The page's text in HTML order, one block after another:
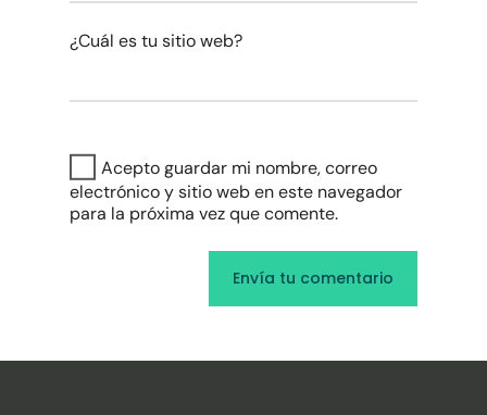
¿Cuál es tu sitio web?
Acepto guardar mi nombre, correo
electrónico y sitio web en este navegador
para la próxima vez que comente.